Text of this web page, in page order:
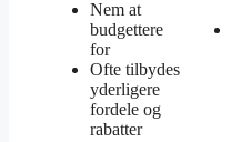
Nem at
budgettere
for
Ofte tilbydes
yderligere
fordele og
rabatter